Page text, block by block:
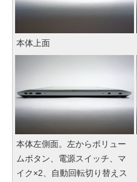
本体上面
本体左側面。左からボリュー
ムボタン、電源スイッチ、マ
イク×2、自動回転切り替えス